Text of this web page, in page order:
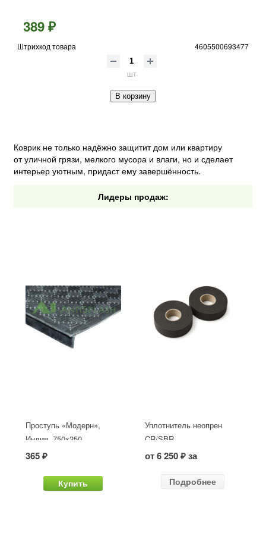
389 ₽
Штрихкод товара 4605500693477
шт
В корзину
Коврик не только надёжно защитит дом или квартиру
от уличной грязи, мелкого мусора и влаги, но и сделает
интерьер уютным, придаст ему завершённость.
Лидеры продаж:
Проступь «Модерн»,
Индия, 750x250
365 ₽
Купить
Уплотнитель неопрен
CR/SBR
от 6 250 ₽ за
Подробнее